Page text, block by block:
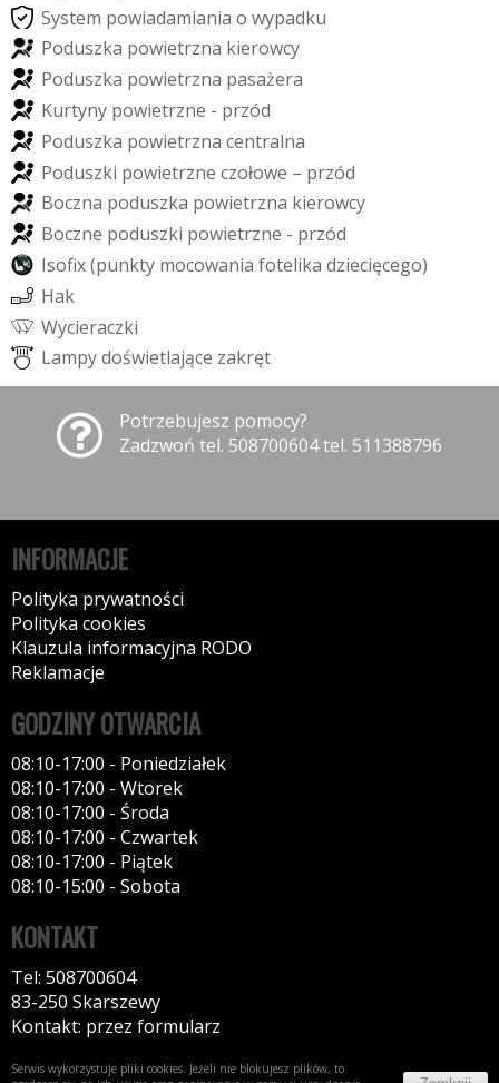
System powiadamiania o wypadku
Poduszka powietrzna kierowcy
Poduszka powietrzna pasażera
Kurtyny powietrzne - przód
Poduszka powietrzna centralna
Poduszki powietrzne czołowe – przód
Boczna poduszka powietrzna kierowcy
Boczne poduszki powietrzne - przód
Isofx(punkty mocowania fotelika dziecięcego)
Hak
Wycieraczki
Lampydoświetlające zakręt
Potrzebujesz pomocy?
Zadzwoń tel. 508700604 tel. 511388796
INFORMACJE
Polityka prywatności
Polityka cookies
Klauzula informacyjna RODO
Reklamacje
GODZINY OTWARCIA
08:10-17:00 - Poniedziałek
08:10-17:00 - Wtorek
08:10-17:00 - Środa
08:10-17:00 - Czwartek
08:10-17:00 - Piątek
08:10-15:00 - Sobota
KONTAKT
Tel: 508700604
83-250 Skarszewy
Kontakt: przez formularz
Serwis wykorzystuje pliki cookies. Jeżeli nie blokujesz plików, to